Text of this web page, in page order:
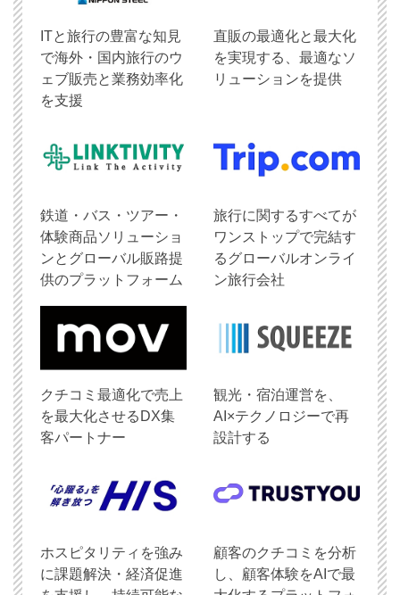
ITと旅行の豊富な知見
で海外・国内旅行のウ
ェブ販売と業務効率化
を支援
直販の最適化と最大化
を実現する、最適なソ
リューションを提供
鉄道・バス・ツアー・
体験商品ソリューショ
ンとグローバル販路提
供のプラットフォーム
旅行に関するすべてが
ワンストップで完結す
るグローバルオンライ
ン旅行会社
クチコミ最適化で売上
を最大化させるDX集
客パートナー
観光・宿泊運営を、
AI×テクノロジーで再
設計する
ホスピタリティを強み
に課題解決・経済促進
顧客のクチコミを分析
し、顧客体験をAIで最